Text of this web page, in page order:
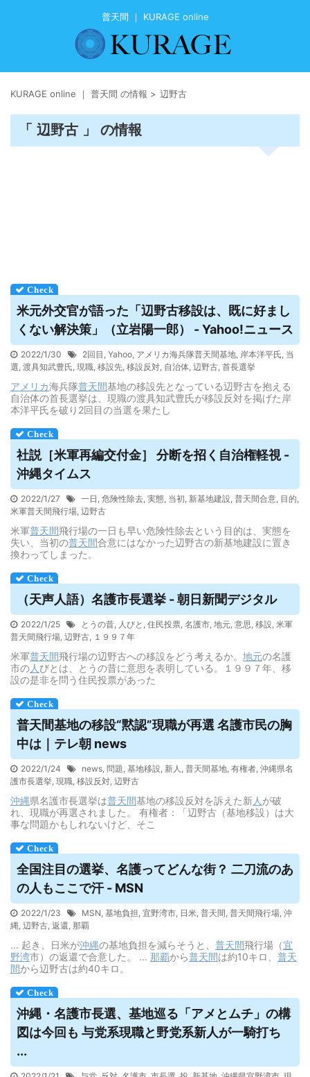
普天間 ｜ KURAGE online
KURAGE online ｜ 普天間 の情報 > 辺野古
「 辺野古 」 の情報
米元外交官が語った「辺野古移設は、既に好まし
くない解決策」（立岩陽一郎） - Yahoo!ニュース
2022/1/30 2回目 , Yahoo, アメリカ海兵隊普天間基地, 岸本洋平氏, 当
選, 渡具知武豊氏, 現職, 移設先, 移設反対, 自治体, 辺野古, 首長選挙
アメリカ海兵隊普天間基地の移設先となっている辺野古を抱える
自治体の首長選挙は、現職の渡具知武豊氏が移設反対を掲げた岸
本洋平氏を破り2回目の当選を果たし
社説［米軍再編交付金］ 分断を招く自治権軽視 -
沖縄タイムス
2022/1/27 一日 , 危険性除去, 実態, 当初, 新基地建設, 普天間合意, 目的,
米軍普天間飛行場, 辺野古
米軍普天間飛行場の一日も早い危険性除去という目的は、実態を
失い、当初の普天間合意にはなかった辺野古の新基地建設に置き
換わってしまった。
（天声人語）名護市長選挙 - 朝日新聞デジタル
2022/1/25 とうの昔, 人びと , 住民投票, 名護市, 地元, 意思, 移設, 米軍
普天間飛行場, 辺野古, １９９７年
米軍普天間飛行場の辺野古への移設をどう考えるか。 地元の名護
市の人 びとは、とうの昔に意思を表明している。１９９７年、移
設の是非を問う住民投票があった
普天間基地の移設“黙認”現職が再選 名護市民の胸
中は｜テレ朝 news
2022/1/24 news, 問題, 基地移設, 新人 , 普天間基地, 有権者, 沖縄県名
護市長選挙, 現職, 移設反対, 辺野古
沖縄県名護市長選挙は普天間基地の移設反対を訴えた新人 が破
れ、現職が再選されました。 有権者：「辺野古（基地移設）は大
事な問題かもしれないけど、そこ
全国注目の選挙、名護ってどんな街？ 二刀流のあ
の人もここで汗 - MSN
2022/1/23 MSN, 基地負担, 宜野湾市, 日米, 普天間, 普天間飛行場, 沖
縄, 辺野古, 返還, 那覇
... 起き、日米が沖縄の基地負担を減らそうと、 普天間飛行場（宜
野湾市）の返還で合意した。 ... 那覇から普天間は約10キロ、 普天
間から辺野古は約40キロ。
沖縄・名護市長選、基地巡る「アメとムチ」の構
図は今回も 与党系現職と野党系新人が一騎打ち
...